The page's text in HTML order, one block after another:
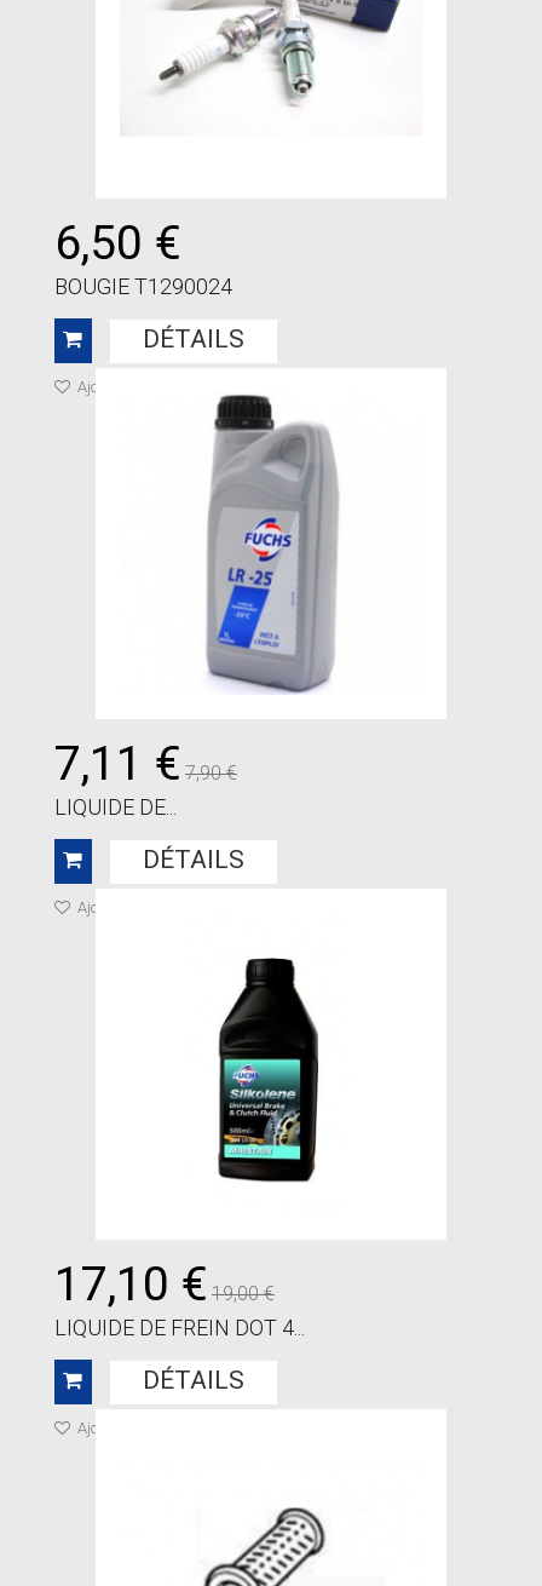
6,50 €
BOUGIE T1290024
DÉTAILS
Ajouter à ma liste de cadeaux
7,11 € 7,90 €
LIQUIDE DE...
DÉTAILS
Ajouter à ma liste de cadeaux
17,10 € 19,00 €
LIQUIDE DE FREIN DOT 4...
DÉTAILS
Ajouter à ma liste de cadeaux